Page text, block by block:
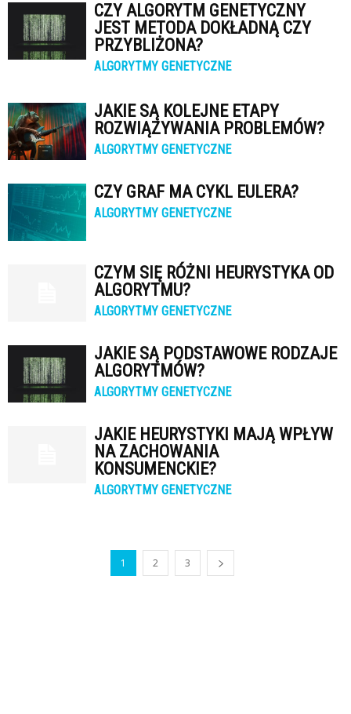
CZY ALGORYTM GENETYCZNY
JEST METODA DOKŁADNĄ CZY
PRZYBLIŻONA?
ALGORYTMY GENETYCZNE
JAKIE SĄ KOLEJNE ETAPY
ROZWIĄZYWANIA PROBLEMÓW?
ALGORYTMY GENETYCZNE
CZY GRAF MA CYKL EULERA?
ALGORYTMY GENETYCZNE
CZYM SIĘ RÓŻNI HEURYSTYKA OD
ALGORYTMU?
ALGORYTMY GENETYCZNE
JAKIE SĄ PODSTAWOWE RODZAJE
ALGORYTMÓW?
ALGORYTMY GENETYCZNE
JAKIE HEURYSTYKI MAJĄ WPŁYW
NA ZACHOWANIA
KONSUMENCKIE?
ALGORYTMY GENETYCZNE
1 2 3